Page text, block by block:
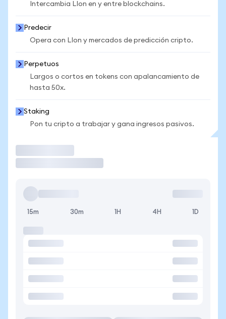
Intercambia LIon en y entre blockchains.
Predecir
Opera con LIon y mercados de predicción cripto.
Perpetuos
Largos o cortos en tokens con apalancamiento de
hasta 50x.
Staking
Pon tu cripto a trabajar y gana ingresos pasivos.
15m 30m 1H 4H 1D